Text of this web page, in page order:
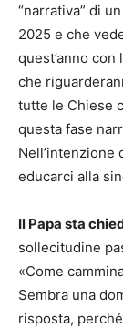
“narrativa” di
2025 e che
quest’anno con
che
tutte le Chiese
questa fase
Nell’intenzione
educarci alla
Il Papa sta
sollecitudine
«Come
Sembra una
risposta,